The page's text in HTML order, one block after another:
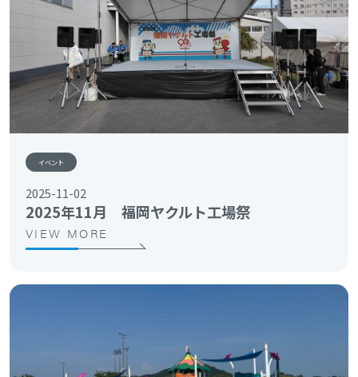
イベント
2025-11-02
2025年11月 福岡ヤクルト工場祭
VIEW MORE